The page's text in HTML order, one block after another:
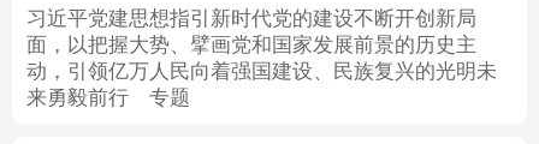
彩票 娱乐 时尚 悦读
公益 一带一路 亚太网 上市公司
习近平党建思想指引新时代党的建设不断开创新局
面，以把握大势、擘画党和国家发展前景的历史主
动，引领亿万人民向着强国建设、民族复兴的光明未
来勇毅前行
专题